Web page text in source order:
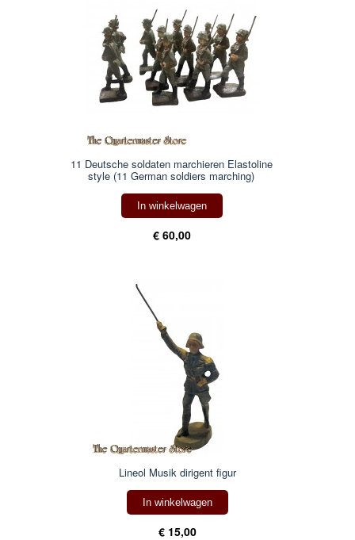
11 Deutsche soldaten marchieren Elastoline
style (11 German soldiers marching)
In winkelwagen
€ 60,00
Lineol Musik dirigent figur
In winkelwagen
€ 15,00